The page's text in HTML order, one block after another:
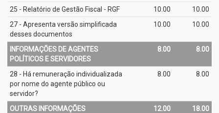
25 - Relatório de Gestão Fiscal - RGF 10.00
10.00
27 - Apresenta versão simplificada
desses documentos
10.00 10.00
INFORMAÇÕES DE AGENTES
POLÍTICOS E SERVIDORES
8.00 8.00
28 - Há remuneração individualizada
por nome do agente público ou
servidor?
8.00 8.00
OUTRAS INFORMAÇÕES 12.00
18.00